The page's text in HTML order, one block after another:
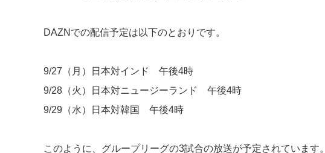
DAZNでの配信予定は以下のとおりです。
9/27（月）日本対インド 午後4時
9/28（火）日本対ニュージーランド 午後4時
9/29（水）日本対韓国 午後4時
このように、グループリーグの3試合の放送が予定されています。